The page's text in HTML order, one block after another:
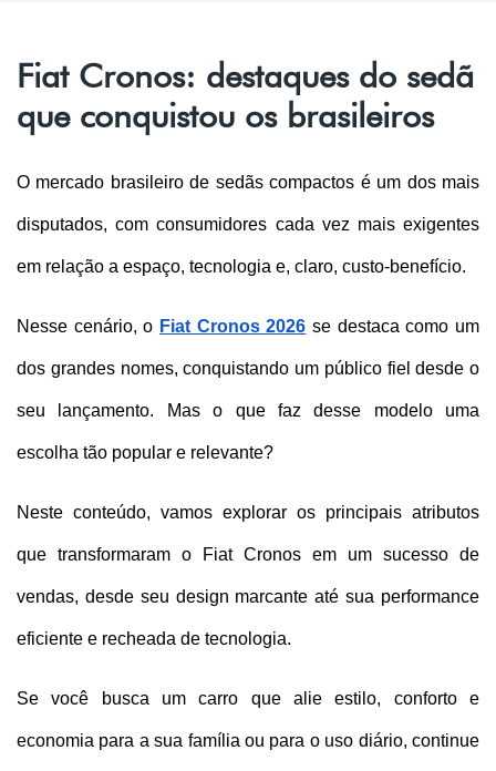
Fiat Cronos: destaques do sedã
que conquistou os brasileiros
O mercado brasileiro de sedãs compactos é um dos mais
disputados, com consumidores cada vez mais exigentes
em relação a espaço, tecnologia e, claro, custo-benefício.
Nesse cenário, o Fiat Cronos 2026 se destaca como um
dos grandes nomes, conquistando um público fiel desde o
seu lançamento. Mas o que faz desse modelo uma
escolha tão popular e relevante?
Neste conteúdo, vamos explorar os principais atributos
que transformaram o Fiat Cronos em um sucesso de
vendas, desde seu design marcante até sua performance
eficiente e recheada de tecnologia.
Se você busca um carro que alie estilo, conforto e
economia para a sua família ou para o uso diário, continue